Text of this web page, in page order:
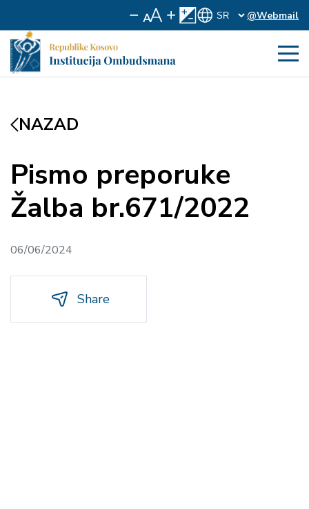
@Webmail
NAZAD
Pismo preporuke
Žalba br.671/2022
06/06/2024
Share